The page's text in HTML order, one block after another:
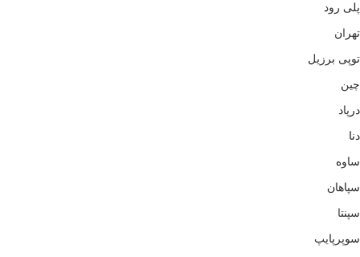
پلی رود
تهران
توپی برزیل
چین
درپاد
دنا
ساوه
سپاهان
سپنتا
سوپرپایپ